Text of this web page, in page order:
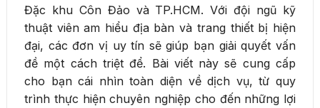
Đặc khu Côn Đảo và TP.HCM. Với đội ngũ kỹ
thuật viên am hiểu địa bàn và trang thiết bị hiện
đại, các đơn vị uy tín sẽ giúp bạn giải quyết vấn
đề một cách triệt để. Bài viết này sẽ cung cấp
cho bạn cái nhìn toàn diện về dịch vụ, từ quy
trình thực hiện chuyên nghiệp cho đến những lợi